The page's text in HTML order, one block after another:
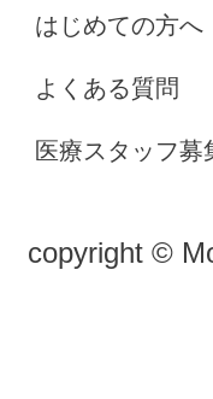
はじめての方へ
よくある質問
医療スタッフ募
copyright ©